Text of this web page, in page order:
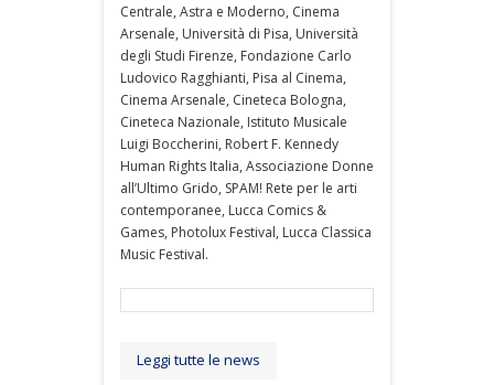
Centrale, Astra e Moderno, Cinema
Arsenale, Università di Pisa, Università
degli Studi Firenze, Fondazione Carlo
Ludovico Ragghianti, Pisa al Cinema,
Cinema Arsenale, Cineteca Bologna,
Cineteca Nazionale, Istituto Musicale
Luigi Boccherini, Robert F. Kennedy
Human Rights Italia, Associazione Donne
all’Ultimo Grido, SPAM! Rete per le arti
contemporanee, Lucca Comics &
Games, Photolux Festival, Lucca Classica
Music Festival.
Leggi tutte le news